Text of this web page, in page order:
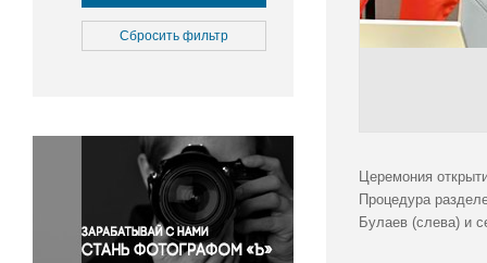
Культура
Медицина
Окружающая среда
Политика
Правосудие
Происшествия и конфликты
Религия
Сбросить фильтр
Церемония
Процедура
Булаев (слева) и